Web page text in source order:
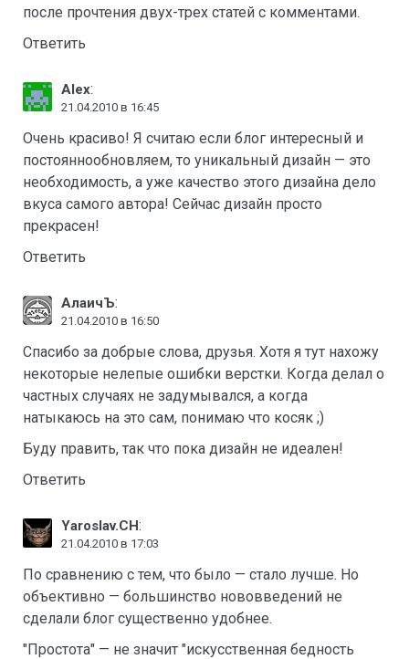
после прочтения двух-трех статей с комментами.
Ответить
Alex:
21.04.2010 в 16:45
Очень красиво! Я считаю если блог интересный и
постояннообновляем, то уникальный дизайн — это
необходимость, а уже качество этого дизайна дело
вкуса самого автора! Сейчас дизайн просто
прекрасен!
Ответить
АлаичЪ:
21.04.2010 в 16:50
Спасибо за добрые слова, друзья. Хотя я тут нахожу
некоторые нелепые ошибки верстки. Когда делал о
частных случаях не задумывался, а когда
натыкаюсь на это сам, понимаю что косяк ;)
Буду править, так что пока дизайн не идеален!
Ответить
Yaroslav.CH:
21.04.2010 в 17:03
По сравнению с тем, что было — стало лучше. Но
объективно — большинство нововведений не
сделали блог существенно удобнее.
"Простота" — не значит "искусственная бедность